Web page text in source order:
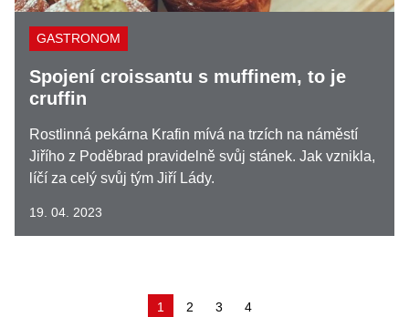
GASTRONOM
Spojení croissantu s muffinem, to je
cruffin
Rostlinná pekárna Krafin mívá na trzích na náměstí
Jiřího z Poděbrad pravidelně svůj stánek. Jak vznikla,
líčí za celý svůj tým Jiří Lády.
19. 04. 2023
1
(aktuální) 2 3 4